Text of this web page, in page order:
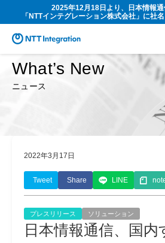
2025年12月18日より、日本情報
「NTTインテグレーション株式会社」に社
What’s New
ニュース
2022年3月17日
Tweet Share LINE
プレスリリース ソリューション
日本情報通信、国